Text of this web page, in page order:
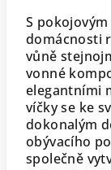
S
domácnosti
vůně
vonné
elegantními
víčky se ke
dokonalým
obývacího
společně